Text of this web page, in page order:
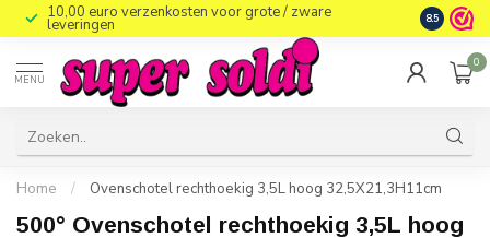
10,00 euro verzenkosten voor grote / zware
leveringen 8.5
MENU
0
Home / Ovenschotel rechthoekig 3,5L hoog 32,5X21,3H11cm
500° Ovenschotel rechthoekig 3,5L hoog